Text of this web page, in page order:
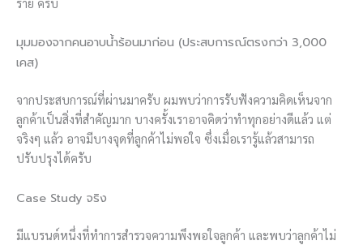
มุมมองจากคนอาบน้ำร้อนมาก่อน (ประสบการณ์ตรงกว่า 3,000
เคส)
จากประสบการณ์ที่ผ่านมาครับ ผมพบว่าการรับฟังความคิดเห็นจาก
ลูกค้าเป็นสิ่งที่สำคัญมาก บางครั้งเราอาจคิดว่าทำทุกอย่างดีแล้ว แต่
จริงๆ แล้ว อาจมีบางจุดที่ลูกค้าไม่พอใจ ซึ่งเมื่อเรารู้แล้วสามารถ
ปรับปรุงได้ครับ
Case Study จริง
มีแบรนด์หนึ่งที่ทำการสำรวจความพึงพอใจลูกค้า และพบว่าลูกค้าไม่